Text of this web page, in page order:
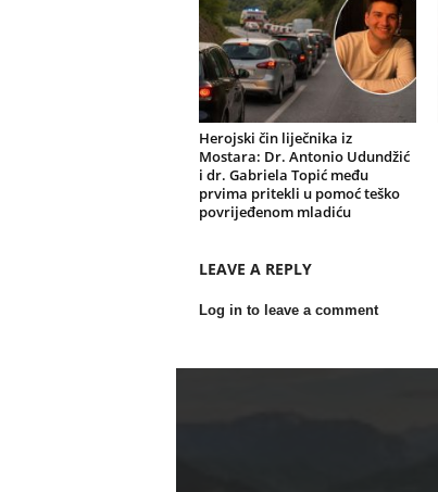
Herojski čin liječnika iz
Mostara: Dr. Antonio Udundžić
i dr. Gabriela Topić među
prvima pritekli u pomoć teško
povrijeđenom mladiću
LEAVE A REPLY
Log in to leave a comment